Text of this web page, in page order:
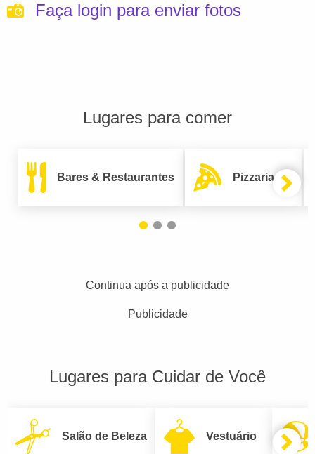
Faça login para enviar fotos
Lugares para comer
Bares & Restaurantes Pizzarias
Continua após a publicidade
Publicidade
Lugares para Cuidar de Você
Salão de Beleza Vestuário